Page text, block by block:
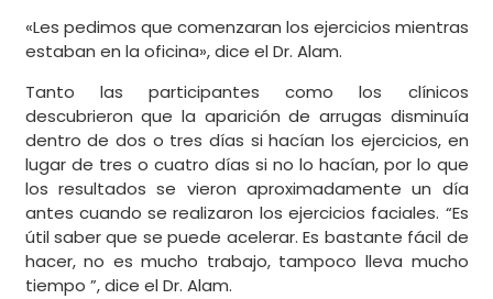
«Les pedimos que comenzaran los ejercicios mientras
estaban en la oficina», dice el Dr. Alam.
Tanto las participantes como los clínicos
descubrieron que la aparición de arrugas disminuía
dentro de dos o tres días si hacían los ejercicios, en
lugar de tres o cuatro días si no lo hacían, por lo que
los resultados se vieron aproximadamente un día
antes cuando se realizaron los ejercicios faciales. “Es
útil saber que se puede acelerar. Es bastante fácil de
hacer, no es mucho trabajo, tampoco lleva mucho
tiempo ”, dice el Dr. Alam.